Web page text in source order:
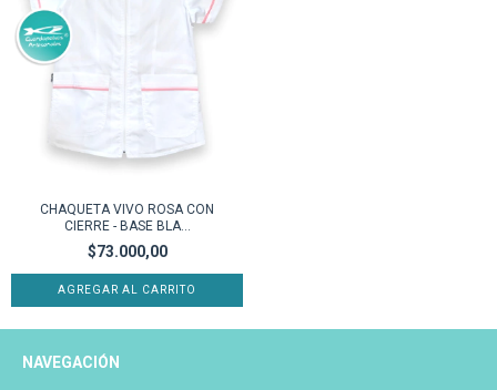
CHAQUETA VIVO ROSA CON
CIERRE - BASE BLA...
$73.000,00
AGREGAR AL CARRITO
NAVEGACIÓN